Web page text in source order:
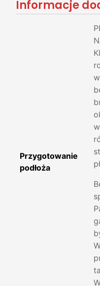
Informacje
Przygotowanie
podłoża